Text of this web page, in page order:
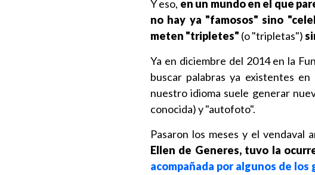
Y eso, en un mundo en el que
no hay ya "famosos" sino
meten "tripletes" (o "tripletas")
Ya en diciembre del 2014 en la
buscar palabras ya existentes
nuestro idioma suele generar
conocida) y "autofoto".
Pasaron los meses y el vendaval
Ellen de Generes, tuvo la
acompañada por algunos de los